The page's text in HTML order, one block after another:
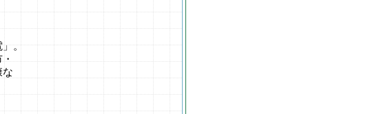
」。
・
な